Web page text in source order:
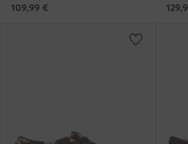
109,99 €